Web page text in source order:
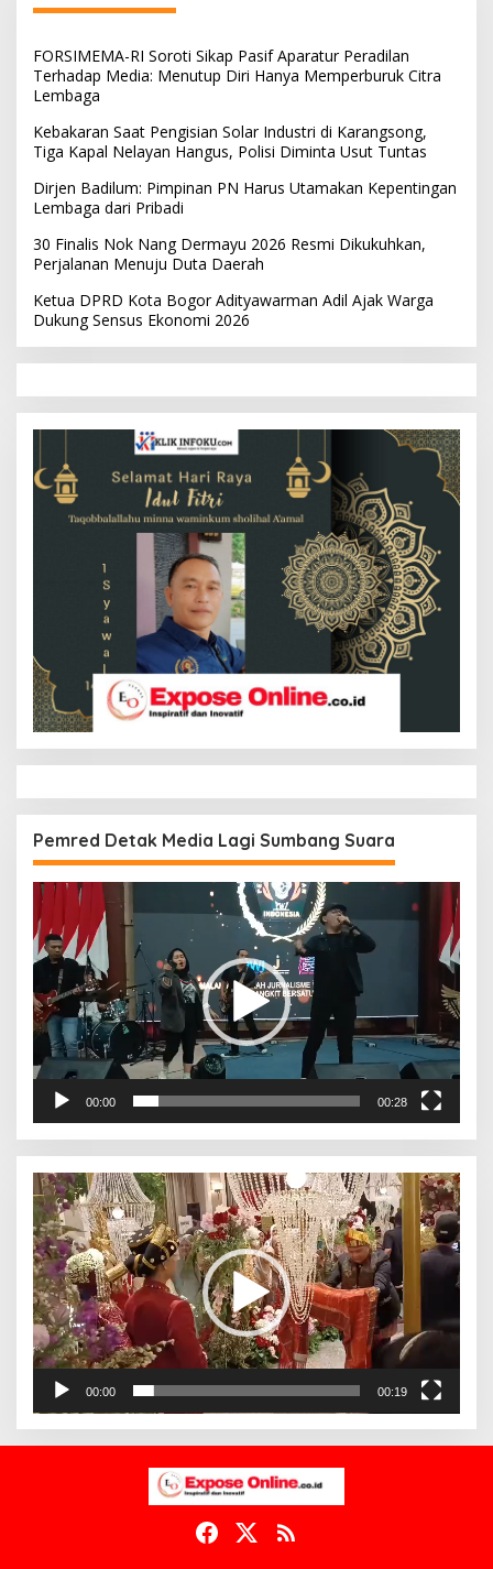
FORSIMEMA-RI Soroti Sikap Pasif Aparatur Peradilan
Terhadap Media: Menutup Diri Hanya Memperburuk Citra
Lembaga
Kebakaran Saat Pengisian Solar Industri di Karangsong,
Tiga Kapal Nelayan Hangus, Polisi Diminta Usut Tuntas
Dirjen Badilum: Pimpinan PN Harus Utamakan Kepentingan
Lembaga dari Pribadi
30 Finalis Nok Nang Dermayu 2026 Resmi Dikukuhkan,
Perjalanan Menuju Duta Daerah
Ketua DPRD Kota Bogor Adityawarman Adil Ajak Warga
Dukung Sensus Ekonomi 2026
Pemred Detak Media Lagi Sumbang Suara
Pemutar
Video
00:00 00:28
Pemutar
Video
00:00 00:19